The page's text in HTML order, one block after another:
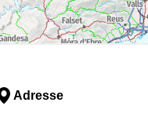
Adresse